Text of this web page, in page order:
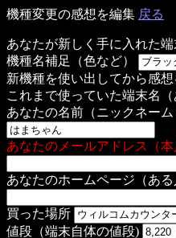
機種変更の感想を編集 戻る
あなたが新しく手に入れた端
機種名補足（色など）
新機種を使い出してから感
これまで使っていた端末名
あなたの名前（ニックネーム
あなたのメールアドレス（
あなたのホームページ（ある
買った場所
値段（端末自体の値段)